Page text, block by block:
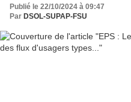
Publié le 22/10/2024 à 09:47
Par DSOL-SUPAP-FSU